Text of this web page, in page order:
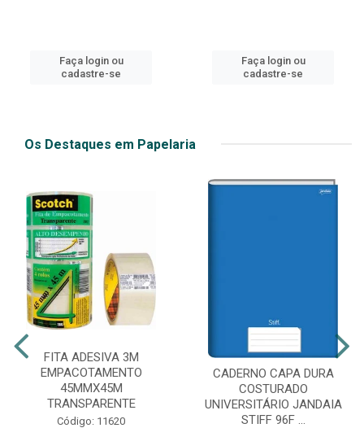
Faça login ou
cadastre-se
Faça login ou
cadastre-se
Os Destaques em Papelaria
FITA ADESIVA 3M
EMPACOTAMENTO
45MMX45M
TRANSPARENTE
Código: 11620
CADERNO CAPA DURA
COSTURADO
UNIVERSITÁRIO JANDAIA
STIFF 96F ...